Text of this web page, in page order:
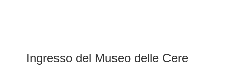
Ingresso del Museo delle Cere